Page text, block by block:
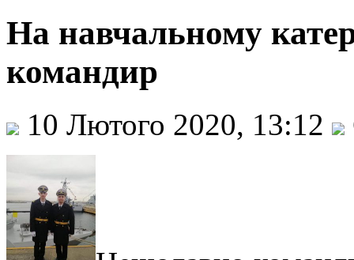
На навчальному
командир
10 Лютого 2020, 13:12